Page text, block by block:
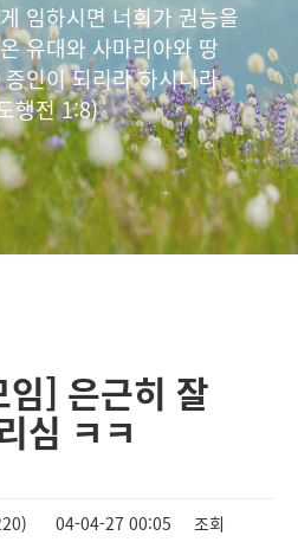
임하시면 너희가 권능을
유대와 사마리아와 땅
인이 되리라 하시니라
행전 1:8)
] 은근히 잘
심 ㅋㅋ
04-04-27 00:05
조회